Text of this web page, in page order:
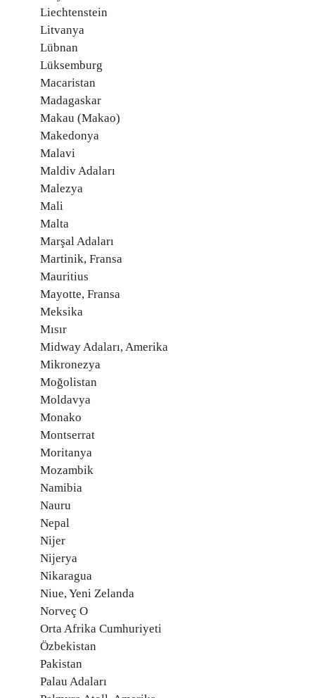
Liechtenstein
Litvanya
Lübnan
Lüksemburg
Macaristan
Madagaskar
Makau (Makao)
Makedonya
Malavi
Maldiv Adaları
Malezya
Mali
Malta
Marşal Adaları
Martinik, Fransa
Mauritius
Mayotte, Fransa
Meksika
Mısır
Midway Adaları, Amerika
Mikronezya
Moğolistan
Moldavya
Monako
Montserrat
Moritanya
Mozambik
Namibia
Nauru
Nepal
Nijer
Nijerya
Nikaragua
Niue, Yeni Zelanda
Norveç O
Orta Afrika Cumhuriyeti
Özbekistan
Pakistan
Palau Adaları